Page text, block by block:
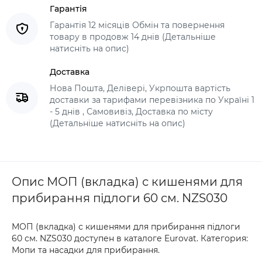
Гарантія
Гарантія 12 місяців Обмін та повернення
товару в продовж 14 днів (Детальніше
натисніть на опис)
Доставка
Нова Пошта, Делівері, Укрпошта вартість
доставки за тарифами перевізника по Україні 1
- 5 днів , Самовивіз, Доставка по місту
(Детальніше натисніть на опис)
Опис МОП (вкладка) с кишенями для
прибирання підлоги 60 см. NZS030
МОП (вкладка) с кишенями для прибирання підлоги
60 см. NZS030 доступен в каталоге Eurovat. Категория:
Мопи та насадки для прибирання.